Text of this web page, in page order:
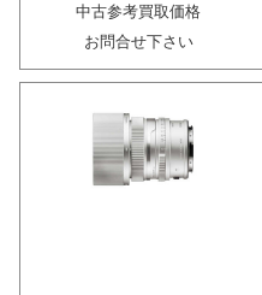
中古参考買取価格
お問合せ下さい